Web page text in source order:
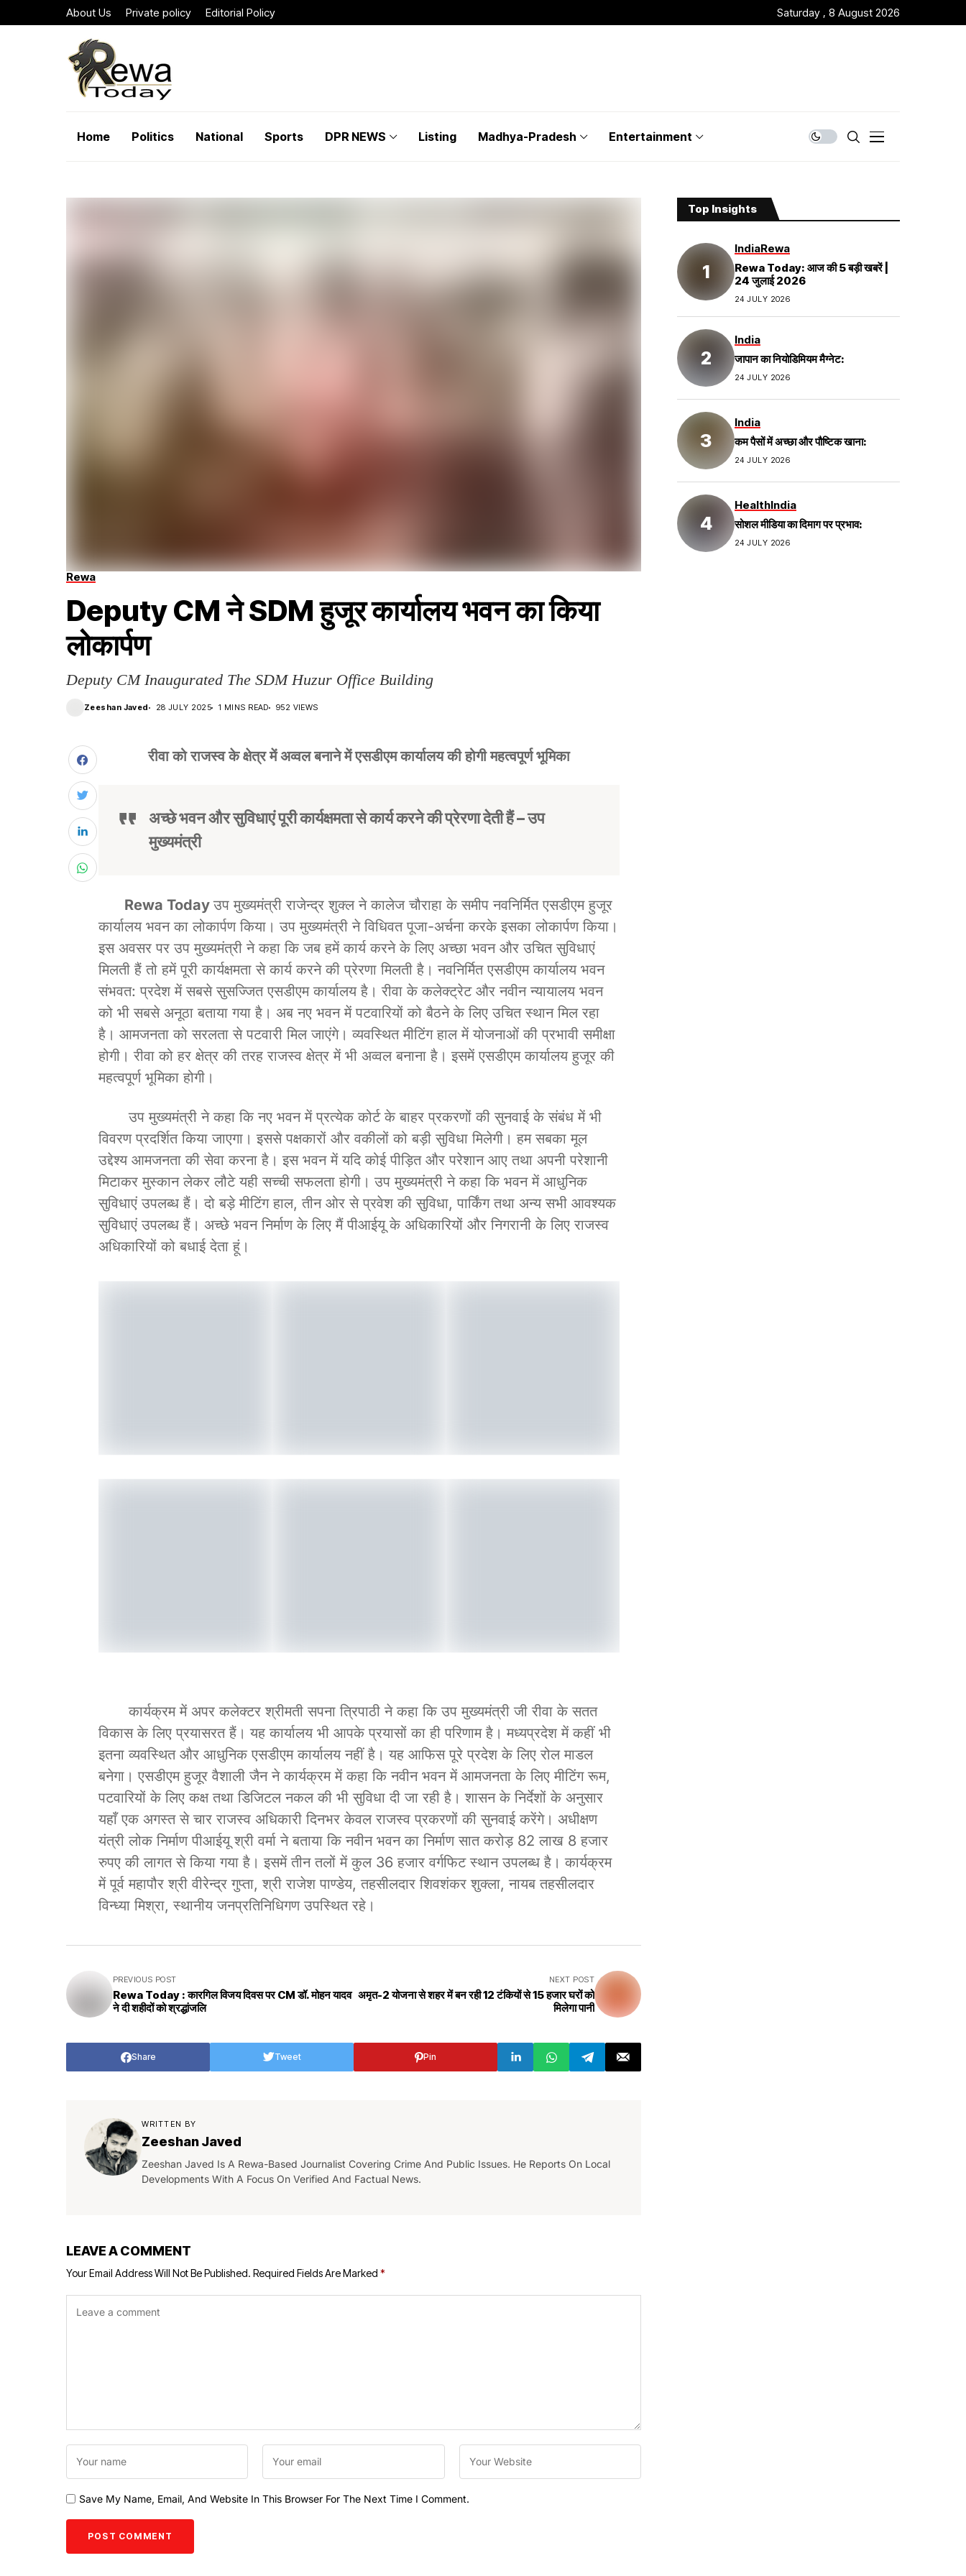
About Us Private policy Editorial Policy Saturday , 8 August 2026
Home Politics National Sports DPR NEWS Listing Madhya-Pradesh Entertainment
Rewa
Deputy CM ने SDM हुजूर कार्यालय भवन का किया
लोकार्पण
Deputy CM Inaugurated The SDM Huzur Office Building
Zeeshan Javed 28 JULY 2025 1 MINS READ 952 VIEWS
रीवा को राजस्व के क्षेत्र में अव्वल बनाने में एसडीएम कार्यालय की होगी महत्वपूर्ण भूमिका
अच्छे भवन और सुविधाएं पूरी कार्यक्षमता से कार्य करने की प्रेरणा देती हैं –उप
मुख्यमंत्री
Rewa Todayउप मुख्यमंत्री राजेन्द्र शुक्ल ने कालेज चौराहा के समीप नवनिर्मित एसडीएम हुजूर
कार्यालय भवन का लोकार्पण किया। उप मुख्यमंत्री ने विधिवत पूजा-अर्चना करके इसका लोकार्पण किया।
इस अवसर पर उप मुख्यमंत्री ने कहा कि जब हमें कार्य करने के लिए अच्छा भवन और उचित सुविधाएं
मिलती हैं तो हमें पूरी कार्यक्षमता से कार्य करने की प्रेरणा मिलती है। नवनिर्मित एसडीएम कार्यालय भवन
संभवत: प्रदेश में सबसे सुसज्जित एसडीएम कार्यालय है। रीवा के कलेक्ट्रेट और नवीन न्यायालय भवन
को भी सबसे अनूठा बताया गया है। अब नए भवन में पटवारियों को बैठने के लिए उचित स्थान मिल रहा
है। आमजनता को सरलता से पटवारी मिल जाएंगे। व्यवस्थित मीटिंग हाल में योजनाओं की प्रभावी समीक्षा
होगी। रीवा को हर क्षेत्र की तरह राजस्व क्षेत्र में भी अव्वल बनाना है। इसमें एसडीएम कार्यालय हुजूर की
महत्वपूर्ण भूमिका होगी।
उप मुख्यमंत्री ने कहा कि नए भवन में प्रत्येक कोर्ट के बाहर प्रकरणों की सुनवाई के संबंध में भी
विवरण प्रदर्शित किया जाएगा। इससे पक्षकारों और वकीलों को बड़ी सुविधा मिलेगी। हम सबका मूल
उद्देश्य आमजनता की सेवा करना है। इस भवन में यदि कोई पीड़ित और परेशान आए तथा अपनी परेशानी
मिटाकर मुस्कान लेकर लौटे यही सच्ची सफलता होगी। उप मुख्यमंत्री ने कहा कि भवन में आधुनिक
सुविधाएं उपलब्ध हैं। दो बड़े मीटिंग हाल, तीन ओर से प्रवेश की सुविधा, पार्किंग तथा अन्य सभी आवश्यक
सुविधाएं उपलब्ध हैं। अच्छे भवन निर्माण के लिए मैं पीआईयू के अधिकारियों और निगरानी के लिए राजस्व
अधिकारियों को बधाई देता हूं।
कार्यक्रम में अपर कलेक्टर श्रीमती सपना त्रिपाठी ने कहा कि उप मुख्यमंत्री जी रीवा के सतत
विकास के लिए प्रयासरत हैं। यह कार्यालय भी आपके प्रयासों का ही परिणाम है। मध्यप्रदेश में कहीं भी
इतना व्यवस्थित और आधुनिक एसडीएम कार्यालय नहीं है। यह आफिस पूरे प्रदेश के लिए रोल माडल
बनेगा। एसडीएम हुजूर वैशाली जैन ने कार्यक्रम में कहा कि नवीन भवन में आमजनता के लिए मीटिंग रूम,
पटवारियों के लिए कक्ष तथा डिजिटल नकल की भी सुविधा दी जा रही है। शासन के निर्देशों के अनुसार
यहाँ एक अगस्त से चार राजस्व अधिकारी दिनभर केवल राजस्व प्रकरणों की सुनवाई करेंगे। अधीक्षण
यंत्री लोक निर्माण पीआईयू श्री वर्मा ने बताया कि नवीन भवन का निर्माण सात करोड़ 82 लाख 8 हजार
रुपए की लागत से किया गया है। इसमें तीन तलों में कुल 36 हजार वर्गफिट स्थान उपलब्ध है। कार्यक्रम
में पूर्व महापौर श्री वीरेन्द्र गुप्ता, श्री राजेश पाण्डेय, तहसीलदार शिवशंकर शुक्ला, नायब तहसीलदार
विन्ध्या मिश्रा, स्थानीय जनप्रतिनिधिगण उपस्थित रहे।
PREVIOUS POST
Rewa Today : कारगिल विजय दिवस पर CM डॉ. मोहन यादव
ने दी शहीदों को श्रद्धांजलि
NEXT POST
अमृत-2 योजना से शहर में बन रही 12 टंकियों से 15 हजार घरों को
मिलेगा पानी
Share Tweet Pin
WRITTEN BY
Zeeshan Javed
Zeeshan Javed Is A Rewa-Based Journalist Covering Crime And Public Issues. He Reports On Local
Developments With A Focus On Verified And Factual News.
LEAVE A COMMENT
Your Email Address Will Not Be Published. Required Fields Are Marked *
Save My Name, Email, And Website In This Browser For The Next Time I Comment.
Top Insights
IndiaRewa
Rewa Today: आज की 5 बड़ी खबरें |
24 जुलाई 2026
24 JULY 2026
India
जापान का नियोडिमियम मैग्नेट:
24 JULY 2026
India
कम पैसों में अच्छा और पौष्टिक खाना:
24 JULY 2026
HealthIndia
सोशल मीडिया का दिमाग पर प्रभाव:
24 JULY 2026